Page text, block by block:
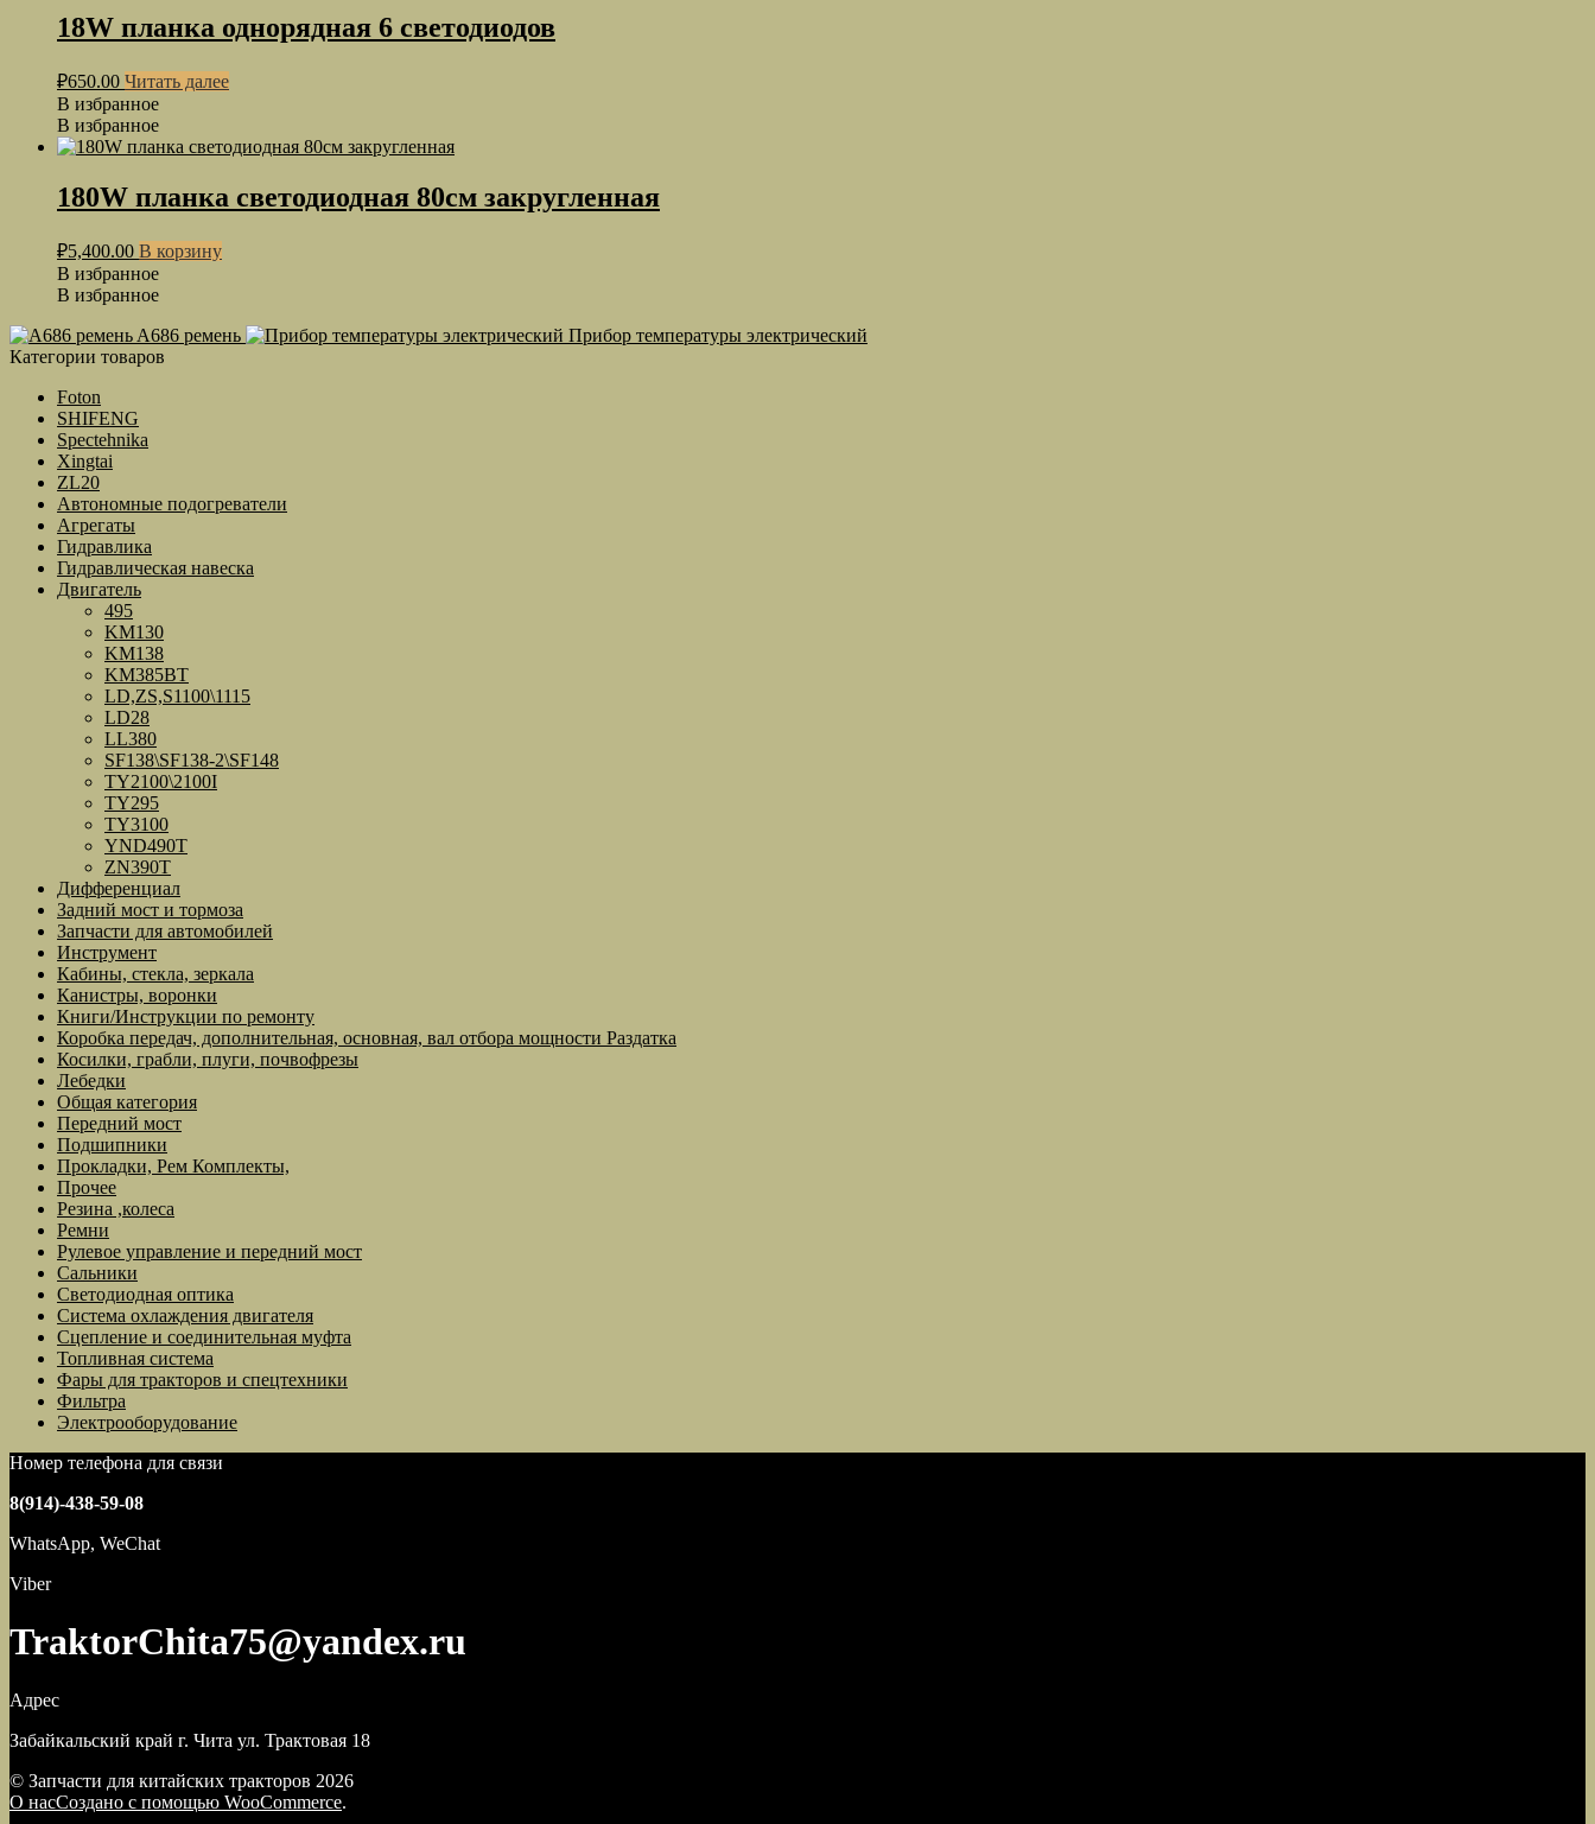
18W планка однорядная 6 светодиодов
₽650.00 Читать далее
В избранное
В избранное
180W планка светодиодная 80см закругленная
₽5,400.00 В корзину
В избранное
В избранное
A686 ремень
Прибор температуры электрический
Категории товаров
Foton
SHIFENG
Spectehnika
Xingtai
ZL20
Автономные подогреватели
Агрегаты
Гидравлика
Гидравлическая навеска
Двигатель
495
KM130
KM138
KM385BT
LD,ZS,S1100\1115
LD28
LL380
SF138\SF138-2\SF148
TY2100\2100I
TY295
TY3100
YND490T
ZN390T
Дифференциал
Задний мост и тормоза
Запчасти для автомобилей
Инструмент
Кабины, стекла, зеркала
Канистры, воронки
Книги/Инструкции по ремонту
Коробка передач, дополнительная, основная, вал отбора мощности Раздатка
Косилки, грабли, плуги, почвофрезы
Лебедки
Общая категория
Передний мост
Подшипники
Прокладки, Рем Комплекты,
Прочее
Резина ,колеса
Ремни
Рулевое управление и передний мост
Сальники
Светодиодная оптика
Система охлаждения двигателя
Сцепление и соединительная муфта
Топливная система
Фары для тракторов и спецтехники
Фильтра
Электрооборудование
Номер телефона для связи
8(914)-438-59-08
WhatsApp, WeChat
Viber
TraktorChita75@yandex.ru
Адрес
Забайкальский край г. Чита ул. Трактовая 18
© Запчасти для китайских тракторов 2026
О насСоздано с помощью WooCommerce.